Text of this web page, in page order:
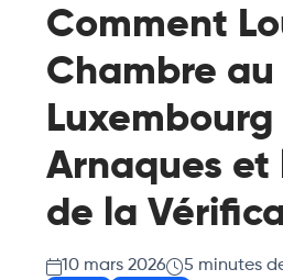
Comment
Chambre au
Luxembourg
Arnaques et
de la
10 mars 2026 5 minutes